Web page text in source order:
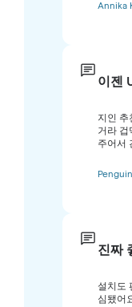
Annika
이젠
지인 추
거라 겁
주어서
진짜
설치도
심됐어